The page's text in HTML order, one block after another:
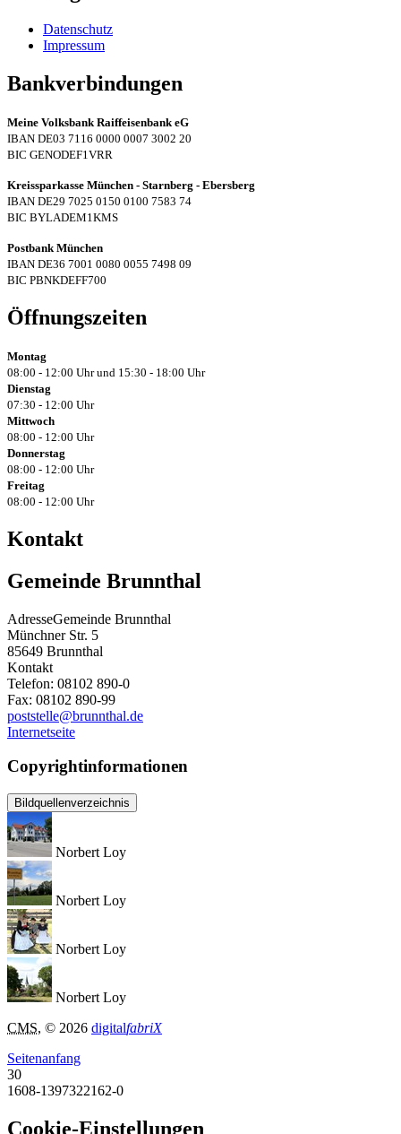
Datenschutz
Impressum
Bankverbindungen
Meine Volksbank Raiffeisenbank eG
IBAN DE03 7116 0000 0007 3002 20
BIC GENODEF1VRR
Kreissparkasse München - Starnberg - Ebersberg
IBAN DE29 7025 0150 0100 7583 74
BIC BYLADEM1KMS
Postbank München
IBAN DE36 7001 0080 0055 7498 09
BIC PBNKDEFF700
Öffnungszeiten
Montag
08:00 - 12:00 Uhr und 15:30 - 18:00 Uhr
Dienstag
07:30 - 12:00 Uhr
Mittwoch
08:00 - 12:00 Uhr
Donnerstag
08:00 - 12:00 Uhr
Freitag
08:00 - 12:00 Uhr
Kontakt
Gemeinde Brunnthal
AdresseGemeinde Brunnthal
Münchner Str. 5
85649 Brunnthal
Kontakt
Telefon: 08102 890-0
Fax: 08102 890-99
poststelle@brunnthal.de
Internetseite
Copyrightinformationen
Bildquellenverzeichnis
Norbert Loy
Norbert Loy
Norbert Loy
Norbert Loy
CMS, © 2026 digitalfabriX
Seitenanfang
30
1608-1397322162-0
Cookie-Einstellungen